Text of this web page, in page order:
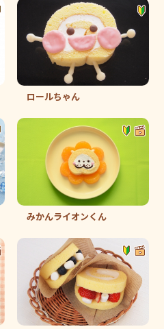
ロールちゃん
みかんライオンくん